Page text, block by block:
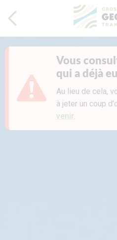
Vous
qui a déjà
Au lieu de cela,
à jeter un coup
venir.